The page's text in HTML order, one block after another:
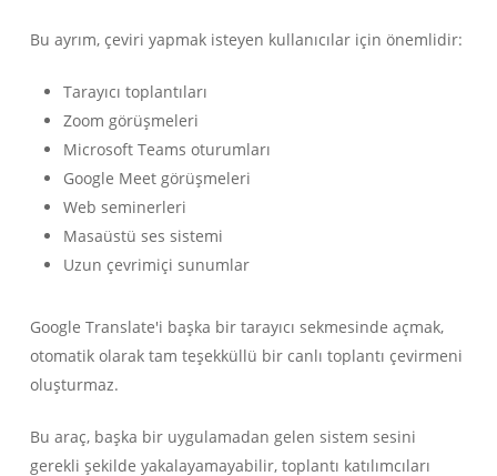
Bu ayrım, çeviri yapmak isteyen kullanıcılar için önemlidir:
Tarayıcı toplantıları
Zoom görüşmeleri
Microsoft Teams oturumları
Google Meet görüşmeleri
Web seminerleri
Masaüstü ses sistemi
Uzun çevrimiçi sunumlar
Google Translate'i başka bir tarayıcı sekmesinde açmak,
otomatik olarak tam teşekküllü bir canlı toplantı çevirmeni
oluşturmaz.
Bu araç, başka bir uygulamadan gelen sistem sesini
gerekli şekilde yakalayamayabilir, toplantı katılımcıları